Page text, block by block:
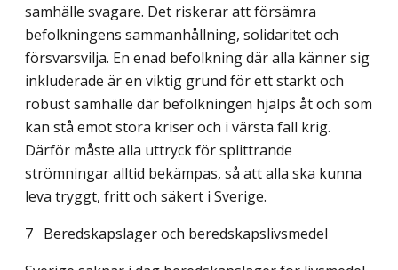
samhälle svagare. Det riskerar att försämra
befolkningens sammanhållning, solidaritet och
försvarsvilja. En enad befolk­ning där alla känner sig
inkluderade är en viktig grund för ett starkt och
robust samhälle där befolkningen hjälps åt och som
kan stå emot stora kriser och i värsta fall krig.
Därför måste alla uttryck för splittrande
strömningar alltid bekämpas, så att alla ska kunna
leva tryggt, fritt och säkert i Sverige.
7 Beredskapslager och beredskapslivsmedel